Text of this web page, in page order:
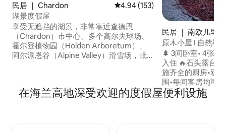
民居 ｜ Chardon 平均评分 4.94 分（满分 5 分），
4.94 (153)
湖景度假屋
享受无遮挡的湖景，非常靠近查德恩
（Chardon）市中心、多个高尔夫球场、
霍尔登植物园（Holden Arboretum）、
阿尔派恩谷（Alpine Valley）滑雪场，毗
来放松身心，在封闭的门廊上品尝葡萄
民居 ｜ 南欧几里得
原木小屋 I 自然绿
🌲 3间卧室• 4张床
入住 🔥石头露台•
施齐全的厨房•双
围•每间客房均可
间，带游戏桌+休
停放5辆车+车库
在海兰高地深受欢迎的度假屋便利设施